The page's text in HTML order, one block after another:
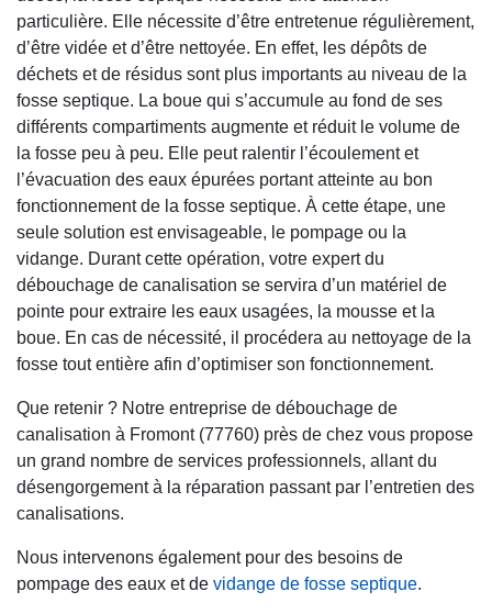
particulière. Elle nécessite d’être entretenue régulièrement,
d’être vidée et d’être nettoyée. En effet, les dépôts de
déchets et de résidus sont plus importants au niveau de la
fosse septique. La boue qui s’accumule au fond de ses
différents compartiments augmente et réduit le volume de
la fosse peu à peu. Elle peut ralentir l’écoulement et
l’évacuation des eaux épurées portant atteinte au bon
fonctionnement de la fosse septique. À cette étape, une
seule solution est envisageable, le pompage ou la
vidange. Durant cette opération, votre expert du
débouchage de canalisation se servira d’un matériel de
pointe pour extraire les eaux usagées, la mousse et la
boue. En cas de nécessité, il procédera au nettoyage de la
fosse tout entière afin d’optimiser son fonctionnement.
Que retenir ? Notre entreprise de débouchage de
canalisation à Fromont (77760) près de chez vous propose
un grand nombre de services professionnels, allant du
désengorgement à la réparation passant par l’entretien des
canalisations.
Nous intervenons également pour des besoins de
pompage des eaux et de vidange de fosse septique.